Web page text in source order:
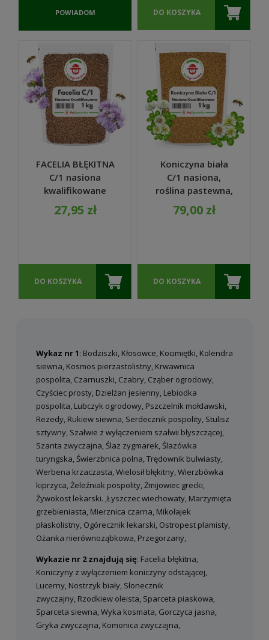
POWIADOM
DOSTĘPNOŚCI
DO KOSZYKA
FACELIA BŁĘKITNA
C/1 nasiona
kwalifikowane
miododajna na
poplon dla pszczół
27,95 zł
DO KOSZYKA
Koniczyna biała
C/1 nasiona,
roślina pastewna,
dla pszczół i na łąki
1 KG
79,00 zł
DO KOSZYKA
Wykaz nr 1: Bodziszki, Kłosowce, Kocimiętki, Kolendra
siewna, Kosmos pierzastolistny, Krwawnica
pospolita, Czarnuszki, Czabry, Cząber ogrodowy,
Czyściec prosty, Dzielżan jesienny, Lebiodka
pospolita, Lubczyk ogrodowy, Pszczelnik mołdawski,
Rezedy, Rukiew siewna, Serdecznik pospolity, Stulisz
sztywny, Szałwie z wyłączeniem szałwii błyszczącej,
Szanta zwyczajna, Ślaz zygmarek, Ślazówka
turyngska, Świerzbnica polna, Trędownik bulwiasty,
Werbena krzaczasta, Wielosił błękitny, Wierzbówka
kiprzyca, Żeleźniak pospolity, Żmijowiec grecki,
Żywokost lekarski. ,Łyszczec wiechowaty, Marzymięta
grzebieniasta, Mierznica czarna, Mikołajek
płaskolistny, Ogórecznik lekarski, Ostropest plamisty,
Ożanka nierównoząbkowa, Przegorzany,
Wykazie nr 2 znajdują się: Facelia błękitna,
Koniczyny z wyłączeniem koniczyny odstającej,
Lucerny, Nostrzyk biały, Słonecznik
zwyczajny, Rzodkiew oleista, Sparceta piaskowa,
Sparceta siewna, Wyka kosmata, Gorczyca jasna,
Gryka zwyczajna, Komonica zwyczajna,